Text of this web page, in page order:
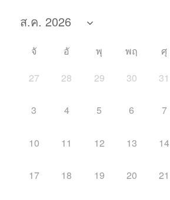
จั อั พุ พฤ ศุ
27
28 29 30 31
3 4 5 6 7
10 11 12 13 14
17 18 19 20 21